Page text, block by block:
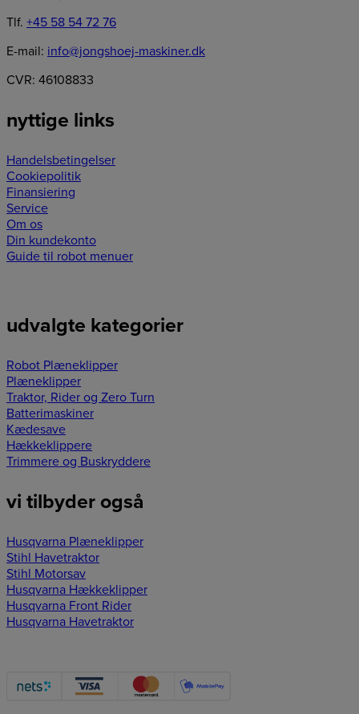
Tlf. +45 58 54 72 76
E-mail: info@jongshoej-maskiner.dk
CVR: 46108833
nyttige links
Handelsbetingelser
Cookiepolitik
Finansiering
Service
Om os
Din kundekonto
Guide til robot menuer
udvalgte kategorier
Robot Plæneklipper
Plæneklipper
Traktor, Rider og Zero Turn
Batterimaskiner
Kædesave
Hækkeklippere
Trimmere og Buskryddere
vi tilbyder også
Husqvarna Plæneklipper
Stihl Havetraktor
Stihl Motorsav
Husqvarna Hækkeklipper
Husqvarna Front Rider
Husqvarna Havetraktor